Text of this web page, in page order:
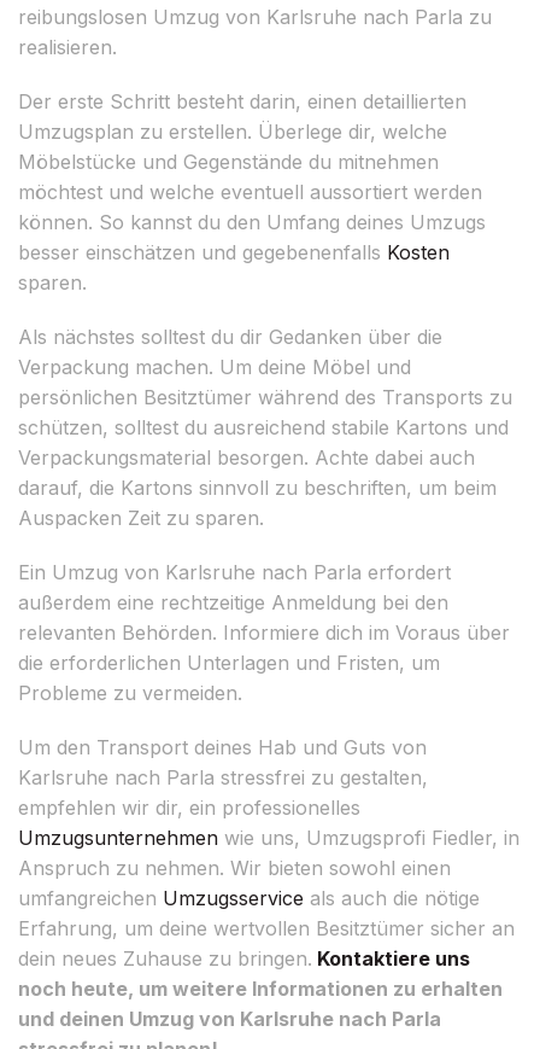
reibungslosen Umzug von Karlsruhe nach Parla zu
realisieren.
Der erste Schritt besteht darin, einen detaillierten
Umzugsplan zu erstellen. Überlege dir, welche
Möbelstücke und Gegenstände du mitnehmen
möchtest und welche eventuell aussortiert werden
können. So kannst du den Umfang deines Umzugs
besser einschätzen und gegebenenfalls Kosten
sparen.
Als nächstes solltest du dir Gedanken über die
Verpackung machen. Um deine Möbel und
persönlichen Besitztümer während des Transports zu
schützen, solltest du ausreichend stabile Kartons und
Verpackungsmaterial besorgen. Achte dabei auch
darauf, die Kartons sinnvoll zu beschriften, um beim
Auspacken Zeit zu sparen.
Ein Umzug von Karlsruhe nach Parla erfordert
außerdem eine rechtzeitige Anmeldung bei den
relevanten Behörden. Informiere dich im Voraus über
die erforderlichen Unterlagen und Fristen, um
Probleme zu vermeiden.
Um den Transport deines Hab und Guts von
Karlsruhe nach Parla stressfrei zu gestalten,
empfehlen wir dir, ein professionelles
Umzugsunternehmen wie uns, Umzugsprofi Fiedler, in
Anspruch zu nehmen. Wir bieten sowohl einen
umfangreichen Umzugsservice als auch die nötige
Erfahrung, um deine wertvollen Besitztümer sicher an
dein neues Zuhause zu bringen. Kontaktiere uns
noch heute, um weitere Informationen zu erhalten
und deinen Umzug von Karlsruhe nach Parla